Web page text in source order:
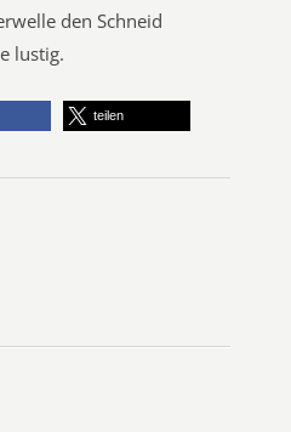
den Schneid
lustig.
teilen